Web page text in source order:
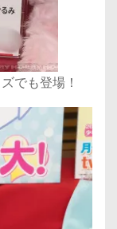
でも登場！